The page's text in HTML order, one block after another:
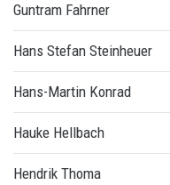
Guntram Fahrner
Hans Stefan Steinheuer
Hans-Martin Konrad
Hauke Hellbach
Hendrik Thoma